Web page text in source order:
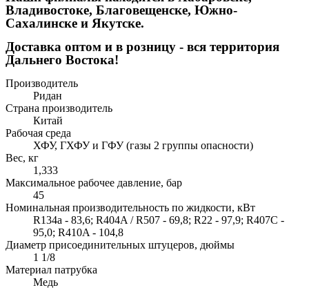
Владивостоке, Благовещенске, Южно-
Сахалинске и Якутске.
Доставка оптом и в розницу - вся территория
Дальнего Востока!
Производитель
Ридан
Страна производитель
Китай
Рабочая среда
ХФУ, ГХФУ и ГФУ (газы 2 группы опасности)
Вес, кг
1,333
Максимальное рабочее давление, бар
45
Номинальная производительность по жидкости, кВт
R134a - 83,6; R404A / R507 - 69,8; R22 - 97,9; R407C -
95,0; R410A - 104,8
Диаметр присоединительных штуцеров, дюймы
1 1/8
Материал патрубка
Медь